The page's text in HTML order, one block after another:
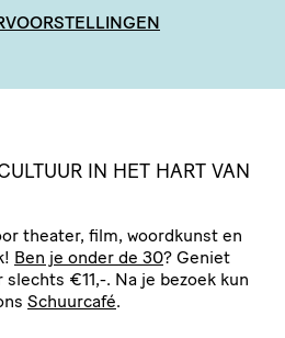
IN HET HART VAN
theater, film, woordkunst en
Ben je onder de 30? Geniet
€11,-. Na je bezoek kun
Schuurcafé.